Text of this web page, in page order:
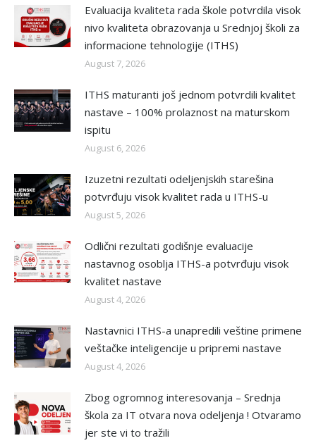
Evaluacija kvaliteta rada škole potvrdila visok
nivo kvaliteta obrazovanja u Srednjoj školi za
informacione tehnologije (ITHS)
August 7, 2026
ITHS maturanti još jednom potvrdili kvalitet
nastave – 100% prolaznost na maturskom
ispitu
August 6, 2026
Izuzetni rezultati odeljenjskih starešina
potvrđuju visok kvalitet rada u ITHS-u
August 5, 2026
Odlični rezultati godišnje evaluacije
nastavnog osoblja ITHS-a potvrđuju visok
kvalitet nastave
August 4, 2026
Nastavnici ITHS-a unapredili veštine primene
veštačke inteligencije u pripremi nastave
August 4, 2026
Zbog ogromnog interesovanja – Srednja
škola za IT otvara nova odeljenja ! Otvaramo
jer ste vi to tražili